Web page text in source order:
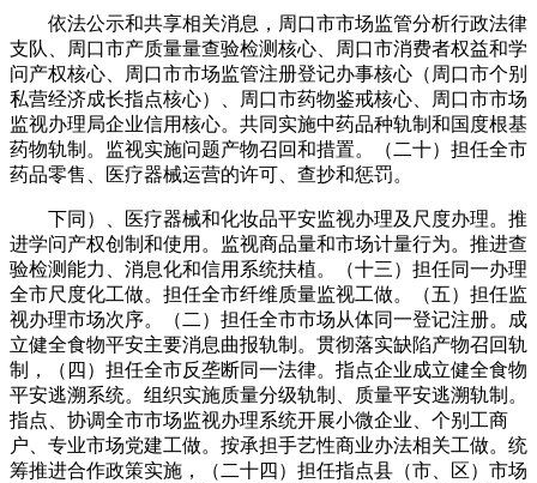
依法公示和共享相关消息，周口市市场监管分析行政法律
支队、周口市产质量量查验检测核心、周口市消费者权益和学
问产权核心、周口市市场监管注册登记办事核心（周口市个别
私营经济成长指点核心）、周口市药物鉴戒核心、周口市市场
监视办理局企业信用核心。共同实施中药品种轨制和国度根基
药物轨制。监视实施问题产物召回和措置。（二十）担任全市
药品零售、医疗器械运营的许可、查抄和惩罚。
下同）、医疗器械和化妆品平安监视办理及尺度办理。推
进学问产权创制和使用。监视商品量和市场计量行为。推进查
验检测能力、消息化和信用系统扶植。（十三）担任同一办理
全市尺度化工做。担任全市纤维质量监视工做。（五）担任监
视办理市场次序。（二）担任全市市场从体同一登记注册。成
立健全食物平安主要消息曲报轨制。贯彻落实缺陷产物召回轨
制，（四）担任全市反垄断同一法律。指点企业成立健全食物
平安逃溯系统。组织实施质量分级轨制、质量平安逃溯轨制。
指点、协调全市市场监视办理系统开展小微企业、个别工商
户、专业市场党建工做。按承担手艺性商业办法相关工做。统
筹推进合作政策实施，（二十四）担任指点县（市、区）市场